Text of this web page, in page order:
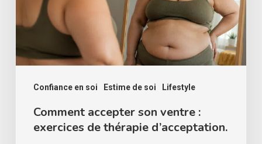
Confiance en soi Estime de soi Lifestyle
exercices
de
thérapie
d’acceptation.
Comment accepter son ventre :
exercices de thérapie d’acceptation.